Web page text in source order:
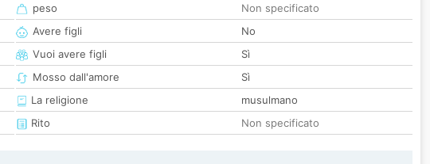
peso
Non specificato
Avere figli
No
Vuoi avere figli
Sì
Mosso dall'amore
Sì
La religione
musulmano
Rito
Non specificato